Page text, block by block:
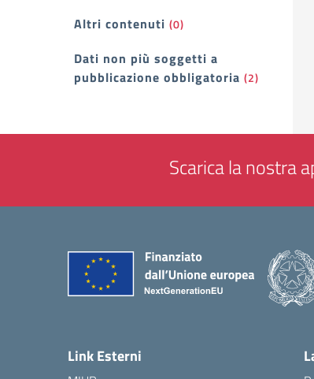
Altri contenuti (0)
Dati non più soggetti a
pubblicazione obbligatoria (2)
Scarica la nostra
Link Esterni